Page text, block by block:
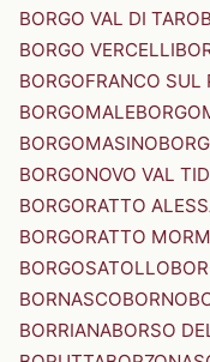
BORGO VAL DI TARO
BORGO VERCELLI
BORGOFRANCO SUL
BORGOMALE
BORGOMASINO
BORGONOVO VAL
BORGORATTO
BORGORATTO
BORGOSATOLLO
BORNASCOBORNO
BORRIANABORSO